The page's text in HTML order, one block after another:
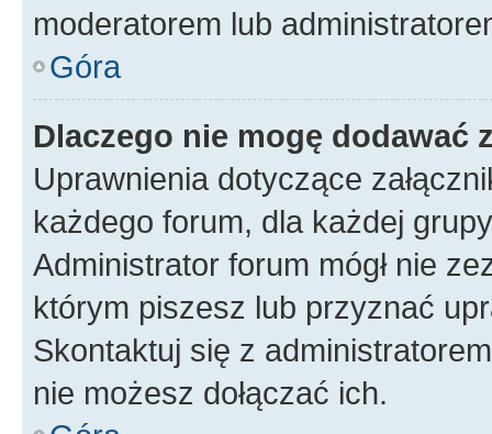
moderatorem lub
Góra
Dlaczego nie mogę dodawać
Uprawnienia dotyczące
każdego forum, dla każdej
Administrator forum mógł nie
którym piszesz lub przyznać
Skontaktuj się z
nie możesz dołączać ich.